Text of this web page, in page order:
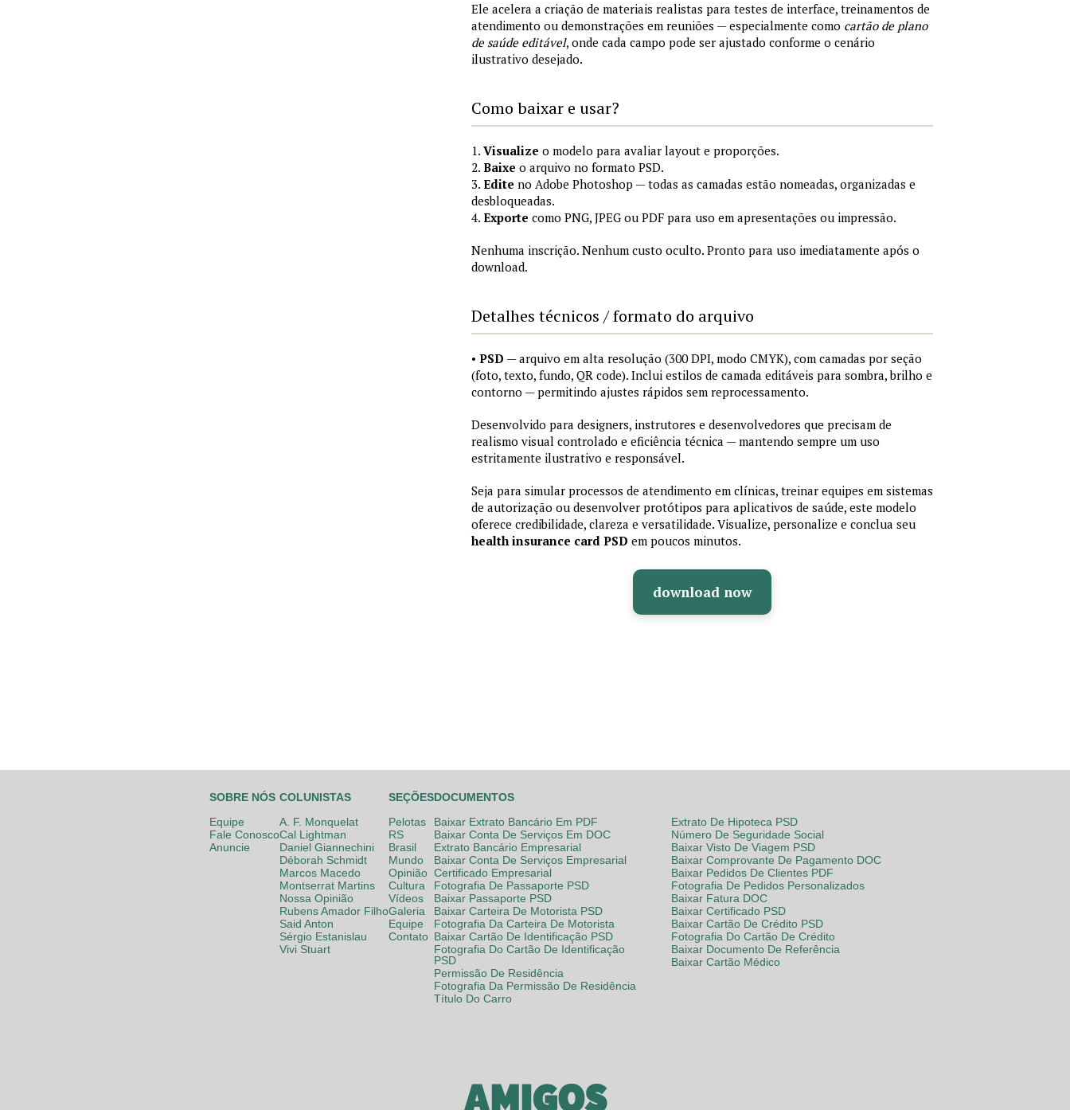
Ele acelera a criação de materiais realistas para testes de interface, treinamentos de
atendimento ou demonstrações em reuniões — especialmente como cartão de plano
de saúde editável, onde cada campo pode ser ajustado conforme o cenário
ilustrativo desejado.
Como baixar e usar?
1. Visualize o modelo para avaliar layout e proporções.
2. Baixe o arquivo no formato PSD.
3. Edite no Adobe Photoshop — todas as camadas estão nomeadas, organizadas e
desbloqueadas.
4. Exporte como PNG, JPEG ou PDF para uso em apresentações ou impressão.
Nenhuma inscrição. Nenhum custo oculto. Pronto para uso imediatamente após o
download.
Detalhes técnicos / formato do arquivo
• PSD — arquivo em alta resolução (300 DPI, modo CMYK), com camadas por seção
(foto, texto, fundo, QR code). Inclui estilos de camada editáveis para sombra, brilho e
contorno — permitindo ajustes rápidos sem reprocessamento.
Desenvolvido para designers, instrutores e desenvolvedores que precisam de
realismo visual controlado e eficiência técnica — mantendo sempre um uso
estritamente ilustrativo e responsável.
Seja para simular processos de atendimento em clínicas, treinar equipes em sistemas
de autorização ou desenvolver protótipos para aplicativos de saúde, este modelo
oferece credibilidade, clareza e versatilidade. Visualize, personalize e conclua seu
health insurance card PSD em poucos minutos.
download now
SOBRE NÓS
Equipe
Fale Conosco
Anuncie
COLUNISTAS
A. F. Monquelat
Cal Lightman
Daniel Giannechini
Déborah Schmidt
Marcos Macedo
Montserrat Martins
Nossa Opinião
Rubens Amador Filho
Said Anton
Sérgio Estanislau
Vivi Stuart
SEÇÕES
Pelotas
RS
Brasil
Mundo
Opinião
Cultura
Vídeos
Galeria
Equipe
Contato
DOCUMENTOS
Baixar Extrato Bancário Em PDF
Baixar Conta De Serviços Em DOC
Extrato Bancário Empresarial
Baixar Conta De Serviços Empresarial
Certificado Empresarial
Fotografia De Passaporte PSD
Baixar Passaporte PSD
Baixar Carteira De Motorista PSD
Fotografia Da Carteira De Motorista
Baixar Cartão De Identificação PSD
Fotografia Do Cartão De Identificação
PSD
Permissão De Residência
Fotografia Da Permissão De Residência
Título Do Carro
Extrato De Hipoteca PSD
Número De Seguridade Social
Baixar Visto De Viagem PSD
Baixar Comprovante De Pagamento DOC
Baixar Pedidos De Clientes PDF
Fotografia De Pedidos Personalizados
Baixar Fatura DOC
Baixar Certificado PSD
Baixar Cartão De Crédito PSD
Fotografia Do Cartão De Crédito
Baixar Documento De Referência
Baixar Cartão Médico